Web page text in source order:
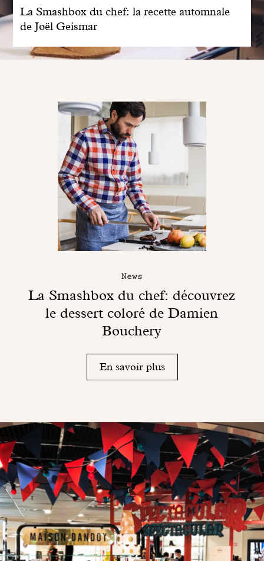
La Smashbox du chef: la recette automnale
de Joël Geismar
News
La Smashbox du chef: découvrez
le dessert coloré de Damien
Bouchery
En savoir plus